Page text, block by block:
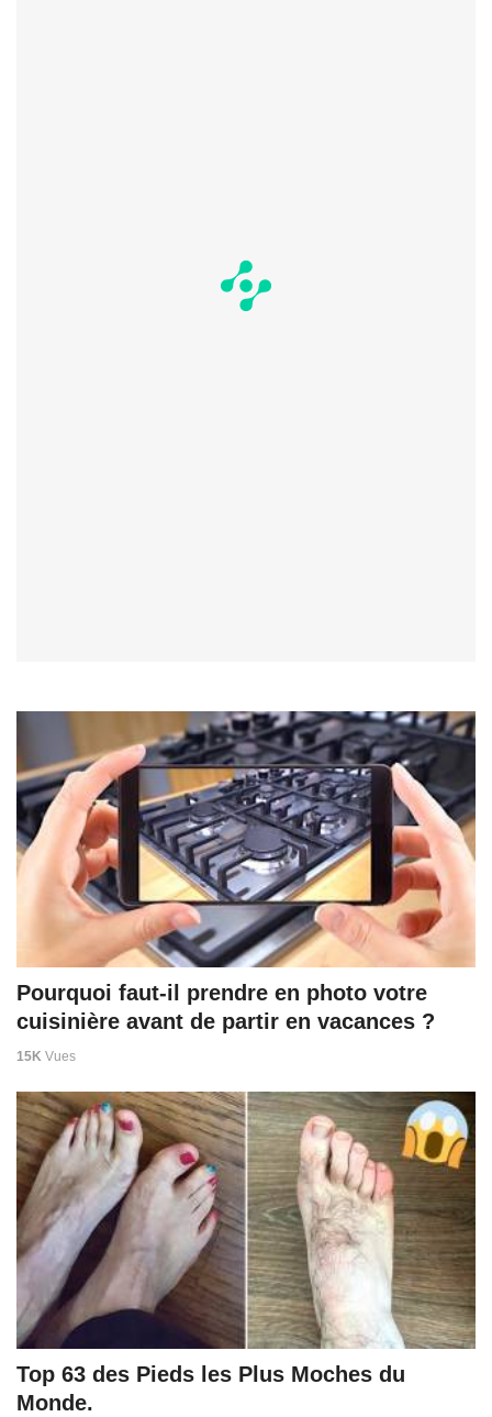
Pourquoi faut-il prendre en photo votre
cuisinière avant de partir en vacances ?
15K Vues
Top 63 des Pieds les Plus Moches du
Monde.